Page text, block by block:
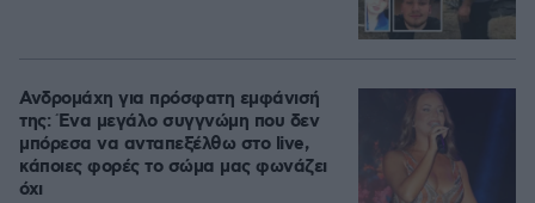
Ανδρομάχη για πρόσφατη εμφάνισή
της: Ένα μεγάλο συγγνώμη που δεν
μπόρεσα να ανταπεξέλθω στο live,
κάποιες φορές το σώμα μας φωνάζει
όχι